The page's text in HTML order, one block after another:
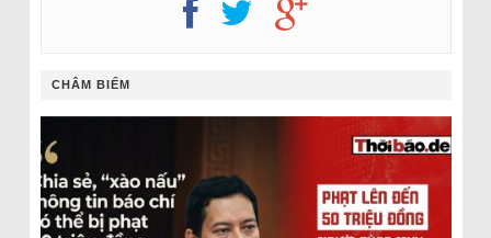
CHÂM BIẾM